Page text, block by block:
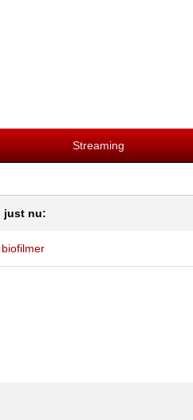
Streaming
just nu: